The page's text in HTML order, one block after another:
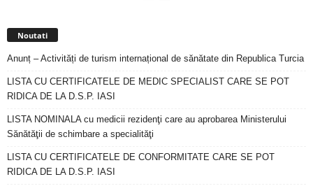
Noutati
Anunț – Activități de turism internațional de sănătate din Republica Turcia
LISTA CU CERTIFICATELE DE MEDIC SPECIALIST CARE SE POT
RIDICA DE LA D.S.P. IASI
LISTA NOMINALA cu medicii rezidenţi care au aprobarea Ministerului
Sănătăţii de schimbare a specialităţi
LISTA CU CERTIFICATELE DE CONFORMITATE CARE SE POT
RIDICA DE LA D.S.P. IASI